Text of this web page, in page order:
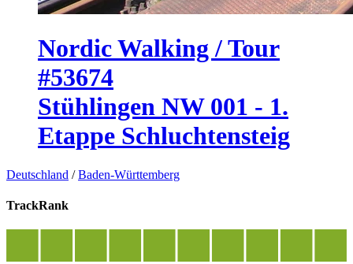
Nordic Walking / Tour
#53674
Stühlingen NW 001 - 1.
Etappe Schluchtensteig
Deutschland /Baden-Württemberg
TrackRank